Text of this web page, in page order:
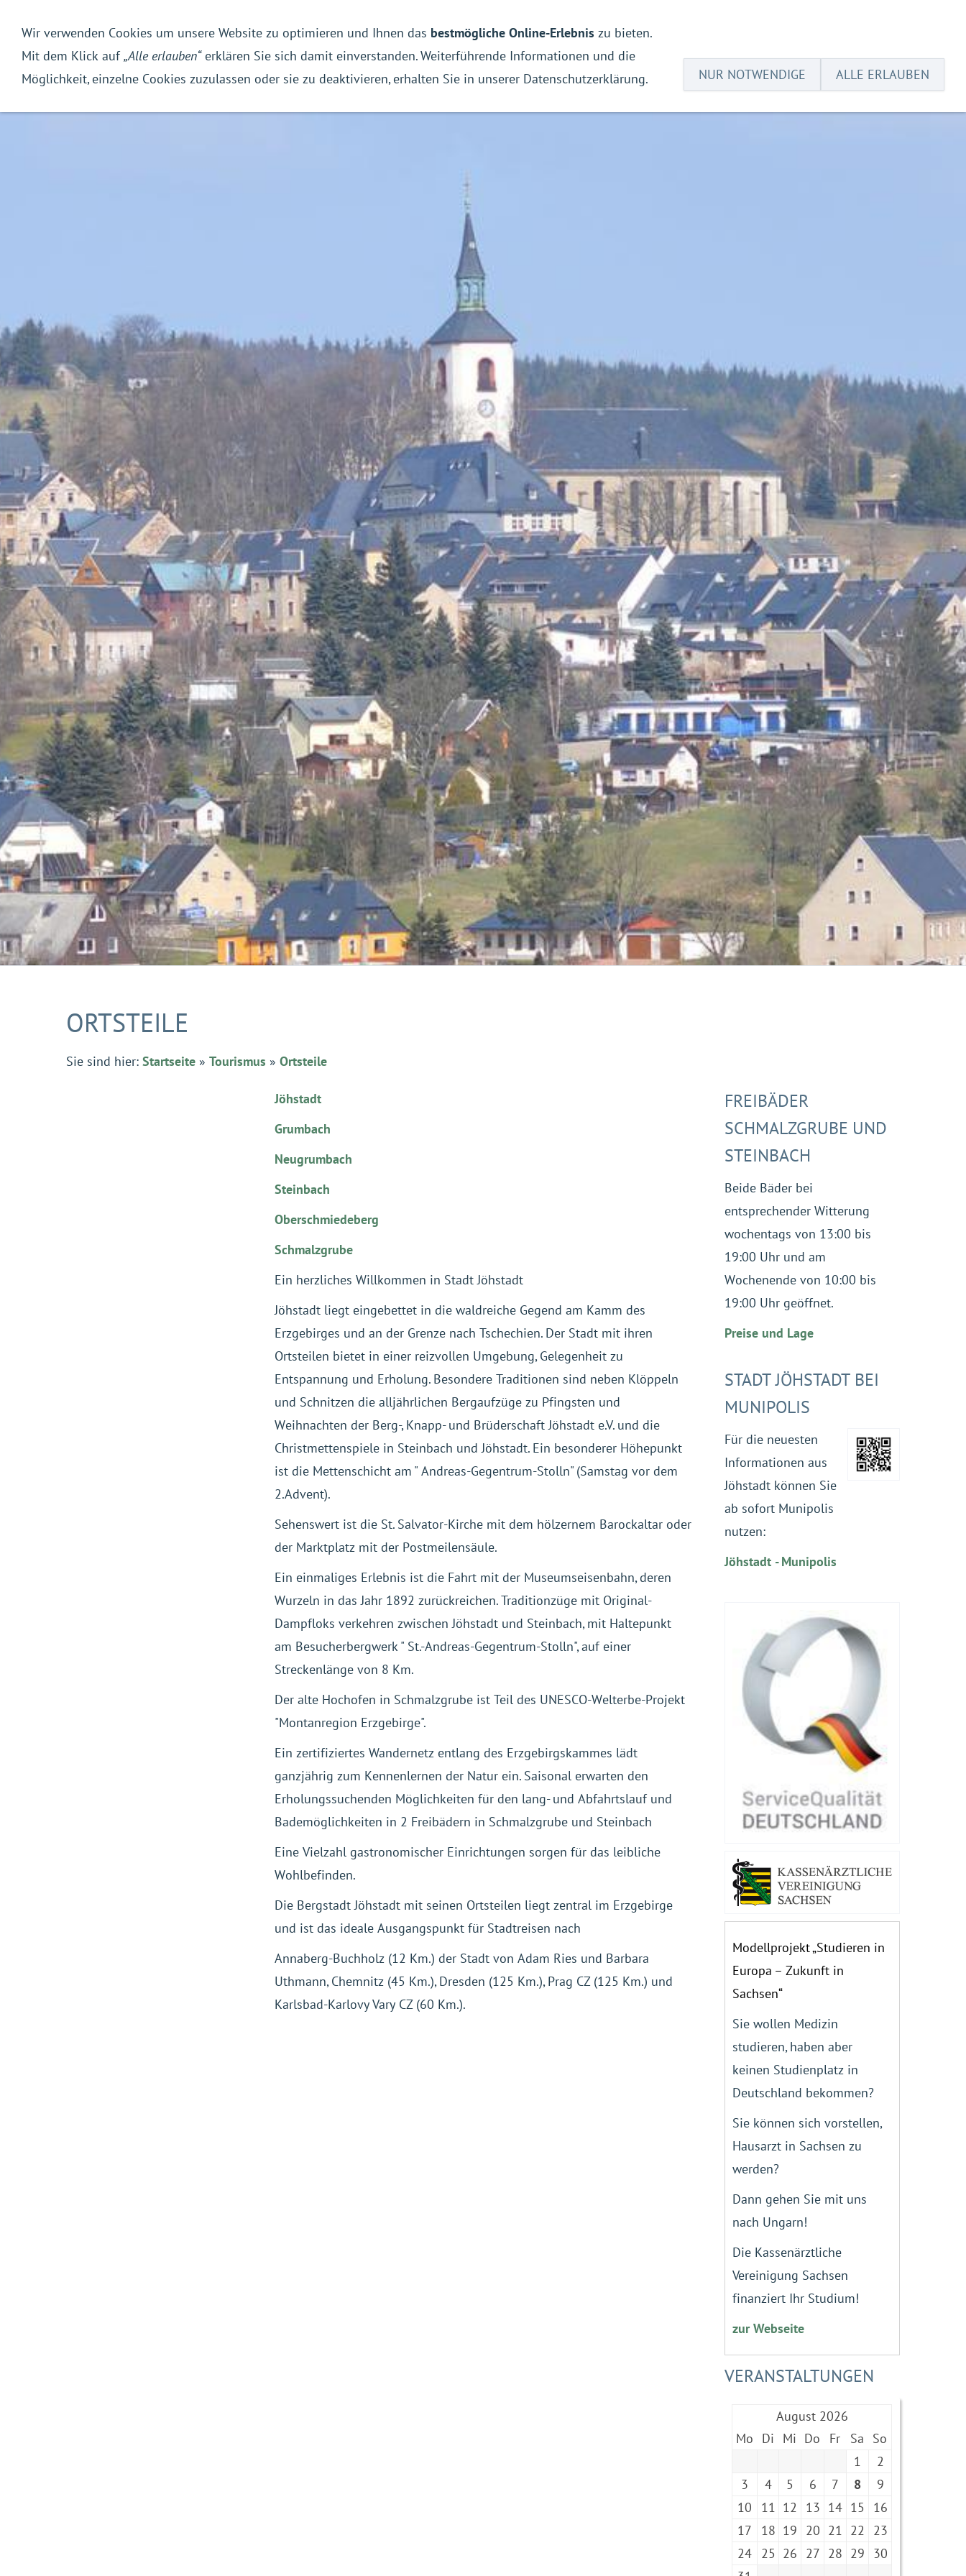
Tourismus Wirtschaft Rathaus Wir in Jöhstadt Kontakt Suche
ORTSTEILE
Sie sind hier: Startseite » Tourismus » Ortsteile
Jöhstadt
Grumbach
Neugrumbach
Steinbach
Oberschmiedeberg
Schmalzgrube
Ein herzliches Willkommen in Stadt Jöhstadt
Jöhstadt liegt eingebettet in die waldreiche Gegend am Kamm des
Erzgebirges und an der Grenze nach Tschechien. Der Stadt mit ihren
Ortsteilen bietet in einer reizvollen Umgebung, Gelegenheit zu
Entspannung und Erholung. Besondere Traditionen sind neben Klöppeln
und Schnitzen die alljährlichen Bergaufzüge zu Pfingsten und
Weihnachten der Berg-, Knapp- und Brüderschaft Jöhstadt e.V. und die
Christmettenspiele in Steinbach und Jöhstadt. Ein besonderer Höhepunkt
ist die Mettenschicht am " Andreas-Gegentrum-Stolln" (Samstag vor dem
2.Advent).
Sehenswert ist die St. Salvator-Kirche mit dem hölzernem Barockaltar oder
der Marktplatz mit der Postmeilensäule.
Ein einmaliges Erlebnis ist die Fahrt mit der Museumseisenbahn, deren
Wurzeln in das Jahr 1892 zurückreichen. Traditionzüge mit Original-
Dampfloks verkehren zwischen Jöhstadt und Steinbach, mit Haltepunkt
am Besucherbergwerk " St.-Andreas-Gegentrum-Stolln", auf einer
Streckenlänge von 8 Km.
Der alte Hochofen in Schmalzgrube ist Teil des UNESCO-Welterbe-Projekt
"Montanregion Erzgebirge".
Ein zertifiziertes Wandernetz entlang des Erzgebirgskammes lädt
ganzjährig zum Kennenlernen der Natur ein. Saisonal erwarten den
Erholungssuchenden Möglichkeiten für den lang- und Abfahrtslauf und
Bademöglichkeiten in 2 Freibädern in Schmalzgrube und Steinbach
Eine Vielzahl gastronomischer Einrichtungen sorgen für das leibliche
Wohlbefinden.
Die Bergstadt Jöhstadt mit seinen Ortsteilen liegt zentral im Erzgebirge
und ist das ideale Ausgangspunkt für Stadtreisen nach
Annaberg-Buchholz (12 Km.) der Stadt von Adam Ries und Barbara
Uthmann, Chemnitz (45 Km.), Dresden (125 Km.), Prag CZ (125 Km.) und
Karlsbad-Karlovy Vary CZ (60 Km.).
FREIBÄDER
SCHMALZGRUBE UND
STEINBACH
Beide Bäder bei
entsprechender Witterung
wochentags von 13:00 bis
19:00 Uhr und am
Wochenende von 10:00 bis
19:00 Uhr geöffnet.
Preise und Lage
STADT JÖHSTADT BEI
MUNIPOLIS
Für die neuesten
Informationen aus
Jöhstadt können Sie
ab sofort Munipolis
nutzen:
Jöhstadt - Munipolis
Modellprojekt „Studieren in
Europa – Zukunft in
Sachsen“
Sie wollen Medizin
studieren, haben aber
keinen Studienplatz in
Deutschland bekommen?
Sie können sich vorstellen,
Hausarzt in Sachsen zu
werden?
Dann gehen Sie mit uns
nach Ungarn!
Die Kassenärztliche
Vereinigung Sachsen
finanziert Ihr Studium!
zur Webseite
VERANSTALTUNGEN
August 2026
Mo
Di Mi Do Fr Sa
So
1
2
3
4 5 6 7 8
9
10
11 12 13 14 15
16
17
18 19 20 21 22
23
24
25 26 27 28 29
30
Wir verwenden Cookies um unsere Website zu optimieren und Ihnen das bestmögliche Online-Erlebnis zu bieten.
Mit dem Klick auf„Alle erlauben“erklären Sie sich damit einverstanden. Weiterführende Informationen und die
Möglichkeit, einzelne Cookies zuzulassen oder sie zu deaktivieren, erhalten Sie in unserer Datenschutzerklärung.
NUR NOTWENDIGE ALLE ERLAUBEN